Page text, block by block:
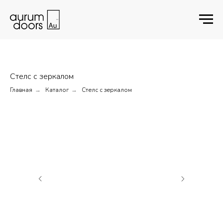
Стелс с зеркалом
Главная → Каталог → Стелс с зеркалом